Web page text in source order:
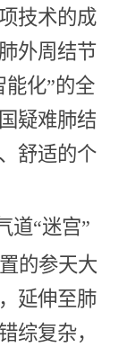
技术的成
外周结节
能化”的全
疑难肺结
舒适的个
道“迷宫”
的参天大
延伸至肺
综复杂，